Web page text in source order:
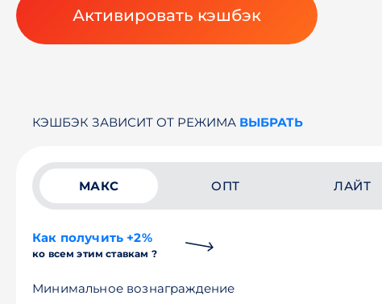
Активировать кэшбэк
КЭШБЭК ЗАВИСИТ ОТ РЕЖИМА ВЫБРАТЬ
МАКС ОПТ ЛАЙТ
Как получить +2%
ко всем этим ставкам ?
Минимальное вознаграждение